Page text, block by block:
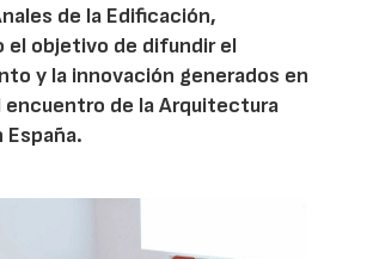
de la Edificación,
el objetivo de difundir el
y la innovación generados en
encuentro de la Arquitectura
España.